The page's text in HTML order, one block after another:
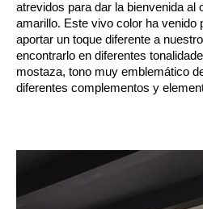
atrevidos para dar la bienvenida al
amarillo. Este vivo color ha venido
aportar un toque diferente a
encontrarlo en diferentes
mostaza, tono muy emblemático
diferentes complementos y